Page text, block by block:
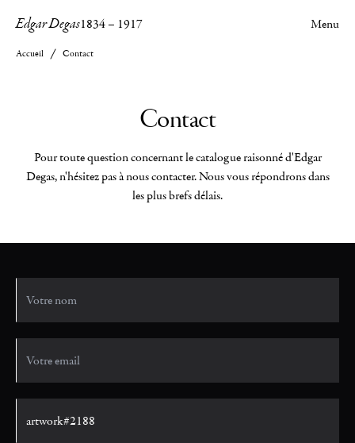
Edgar Degas1834– 1917 Menu
Accueil Contact
Contact
Pour toute question concernant le catalogue raisonné d'Edgar
Degas, n'hésitez pas à nous contacter. Nous vous répondrons dans
les plus brefs délais.